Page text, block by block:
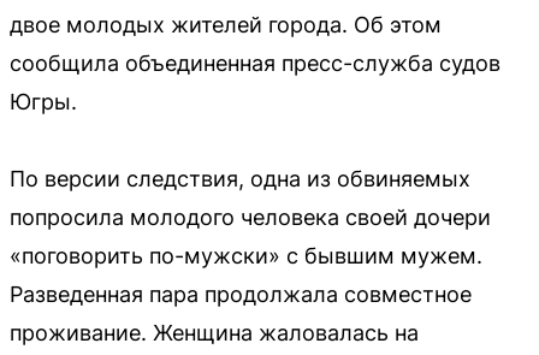
двое молодых жителей города. Об этом
сообщила объединенная пресс-служба судов
Югры.
По версии следствия, одна из обвиняемых
попросила молодого человека своей дочери
«поговорить по-мужски» с бывшим мужем.
Разведенная пара продолжала совместное
проживание. Женщина жаловалась на